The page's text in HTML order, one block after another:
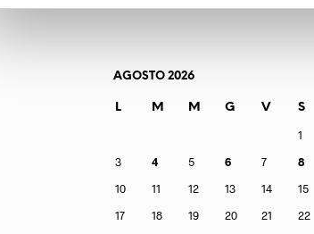
AGOSTO 2026
L M M G V S
1
3
4 5 6 7 8
10
11 12 13 14 15
17
18 19 20 21 22